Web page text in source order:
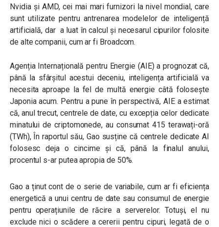
Nvidia și AMD, cei mai mari furnizori la nivel mondial, care
sunt utilizate pentru antrenarea modelelor de inteligență
artificială, dar a luat în calcul și necesarul cipurilor folosite
de alte companii, cum ar fi Broadcom.
Agenția Internațională pentru Energie (AIE) a prognozat că,
până la sfârșitul acestui deceniu, inteligența artificială va
necesita aproape la fel de multă energie câtă folosește
Japonia acum. Pentru a pune în perspectivă, AIE a estimat
că, anul trecut, centrele de date, cu excepția celor dedicate
minatului de criptomonede, au consumat 415 terawați-oră
(TWh), În raportul său, Gao susține că centrele dedicate AI
folosesc deja o cincime și că, până la finalul anului,
procentul s-ar putea apropia de 50%.
Gao a ținut cont de o serie de variabile, cum ar fi eficiența
energetică a unui centru de date sau consumul de energie
pentru operațiunile de răcire a serverelor. Totuși, el nu
exclude nici o scădere a cererii pentru cipuri, legată de o